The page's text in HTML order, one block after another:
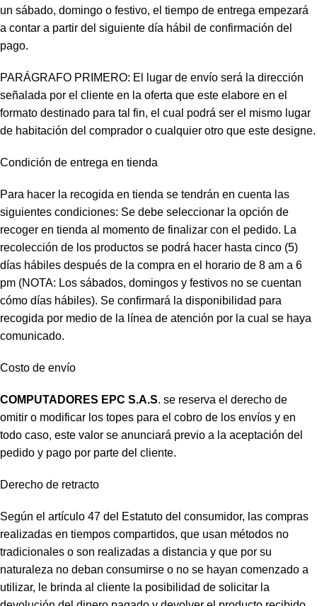
un sábado, domingo o festivo, el tiempo de entrega empezará
a contar a partir del siguiente día hábil de confirmación del
pago.
PARÁGRAFO PRIMERO: El lugar de envío será la dirección
señalada por el cliente en la oferta que este elabore en el
formato destinado para tal fin, el cual podrá ser el mismo lugar
de habitación del comprador o cualquier otro que este designe.
Condición de entrega en tienda
Para hacer la recogida en tienda se tendrán en cuenta las
siguientes condiciones: Se debe seleccionar la opción de
recoger en tienda al momento de finalizar con el pedido. La
recolección de los productos se podrá hacer hasta cinco (5)
días hábiles después de la compra en el horario de 8 am a 6
pm (NOTA: Los sábados, domingos y festivos no se cuentan
cómo días hábiles). Se confirmará la disponibilidad para
recogida por medio de la línea de atención por la cual se haya
comunicado.
Costo de envío
COMPUTADORES EPC S.A.S. se reserva el derecho de
omitir o modificar los topes para el cobro de los envíos y en
todo caso, este valor se anunciará previo a la aceptación del
pedido y pago por parte del cliente.
Derecho de retracto
Según el artículo 47 del Estatuto del consumidor, las compras
realizadas en tiempos compartidos, que usan métodos no
tradicionales o son realizadas a distancia y que por su
naturaleza no deban consumirse o no se hayan comenzado a
utilizar, le brinda al cliente la posibilidad de solicitar la